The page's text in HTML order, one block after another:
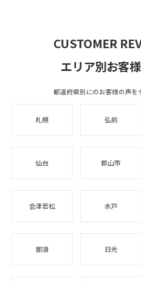
CUSTOMER
エリア別お客
都道府県別にのお客様の声を
札幌 弘前
仙台 郡山市
会津若松 水戸
那須 日光